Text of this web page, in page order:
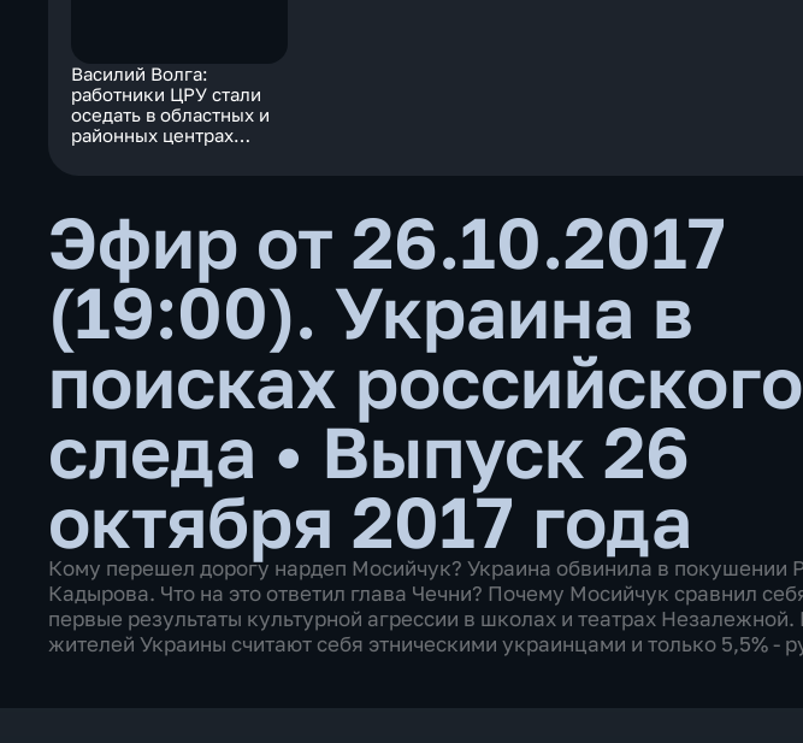
Василий Волга:
работники ЦРУ стали
оседать в областных и
районных центрах
Эфир от 26.10.2017
(19:00). Украина в
поисках российского
следа • Выпуск 26
октября 2017 года
Кому перешел дорогу нардеп Мосийчук? Украина обвинила в покушении
Кадырова. Что на это ответил глава Чечни? Почему Мосийчук сравнил
первые результаты культурной агрессии в школах и театрах
жителей Украины считают себя этническими украинцами и только 5,5% -